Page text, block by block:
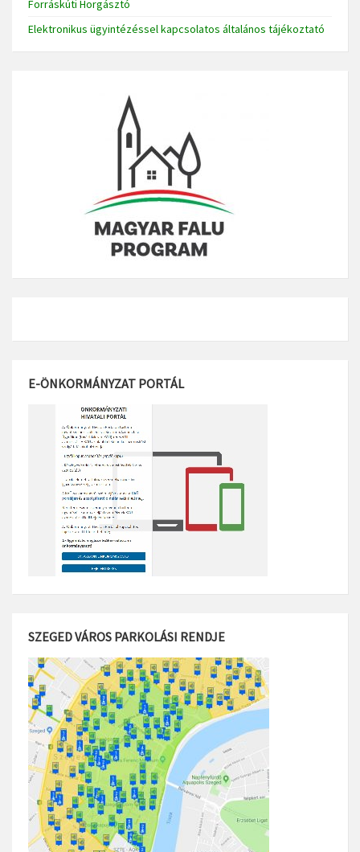
Forráskúti Horgásztó
Elektronikus ügyintézéssel kapcsolatos általános tájékoztató
E-ÖNKORMÁNYZAT PORTÁL
SZEGED VÁROS PARKOLÁSI RENDJE